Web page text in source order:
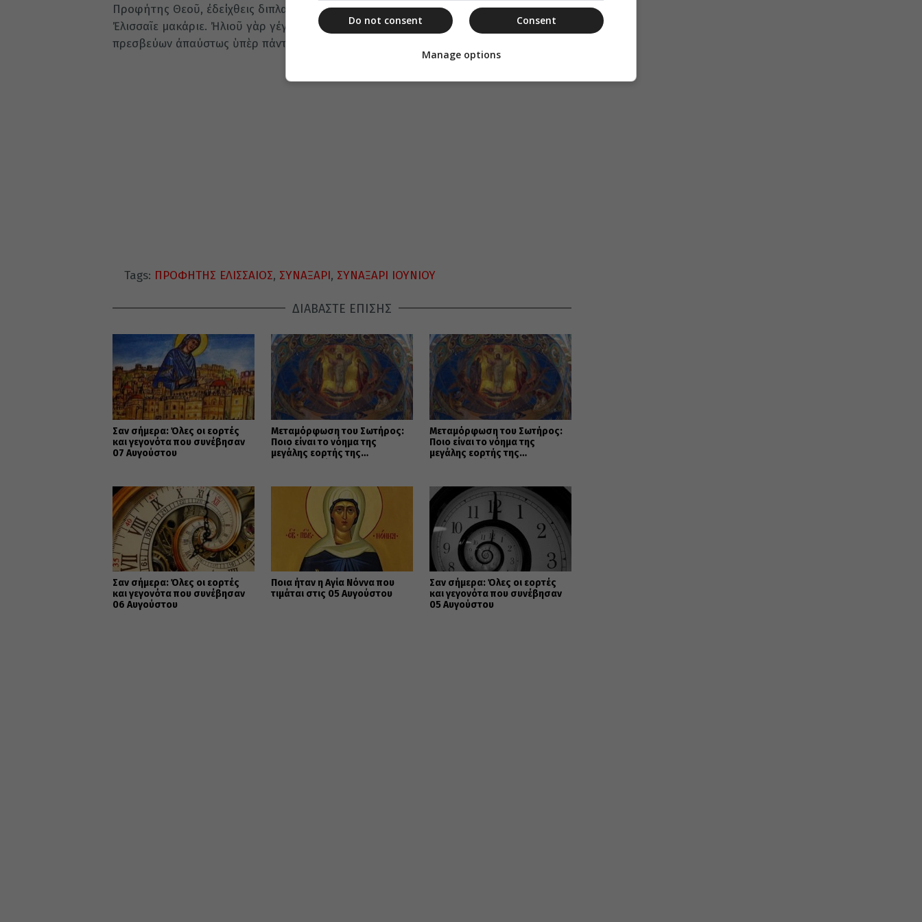
Προφήτης Θεοῦ, ἐδείχθεις διπλασίονα, τὴν χάριν λαβών, τὴν ὄντως ἐπαξίαν σοι,
Ἐλισσαῖε μακάριε. Ἠλιοῦ γὰρ γέγονας σύσκηνος, σὺν αὐτῷ Χριστῷ τῷ Θεῷ,
πρεσβεύων ἀπαύστως ὑπὲρ πάντων ἡμῶν.
Tags: ΠΡΟΦΗΤΗΣ ΕΛΙΣΣΑΙΟΣ, ΣΥΝΑΞΑΡΙ, ΣΥΝΑΞΑΡΙ ΙΟΥΝΙΟΥ
ΔΙΑΒΑΣΤΕ ΕΠΙΣΗΣ
Σαν σήμερα: Όλες οι εορτές
και γεγονότα που συνέβησαν
07 Αυγούστου
Μεταμόρφωση του Σωτήρος:
Ποιο είναι το νόημα της
μεγάλης εορτής της
Μεταμόρφωση του Σωτήρος:
Ποιο είναι το νόημα της
μεγάλης εορτής της
Σαν σήμερα: Όλες οι εορτές
και γεγονότα που συνέβησαν
06 Αυγούστου
Ποια ήταν η Αγία Νόννα που
τιμάται στις 05 Αυγούστου
Σαν σήμερα: Όλες οι εορτές
και γεγονότα που συνέβησαν
05 Αυγούστου
Consent
Do not consent
Manage options